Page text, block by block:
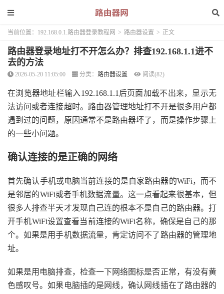
当前位置： 192.168.0.1.路由器登录教程网 > 路由器设置 > 正文
路由器登录地址打不开怎么办？排查192.168.1.1进不
去的方法
2026-05-20 11:05:00 分类： 路由器设置 阅读(82)
在浏览器地址栏输入192.168.1.1后页面加载不出来，显示无
法访问或者连接超时。路由器管理地址打不开是很多用户都
遇到过的问题，原因通常不是路由器坏了，而是操作步骤上
的一些小问题。
确认连接的是正确的网络
首先确认手机或电脑当前连接的是自家路由器的WiFi，而不
是邻居的WiFi或者手机数据流量。这一点看起来很基本，但
很多人排查半天才发现自己连的根本不是自己的路由器。打
开手机WiFi设置查看当前连接的WiFi名称，确保是自己的那
个。如果是用手机数据流量，肯定访问不了路由器的管理地
址。
如果是用电脑排查，检查一下网络图标是否正常，有没有黄
色感叹号。如果电脑插的是网线，确认网线插在了路由器的